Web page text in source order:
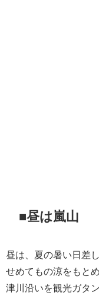
■昼は嵐山
昼は、夏の暑い日差
せめてもの涼をもと
津川沿いを観光ガタ